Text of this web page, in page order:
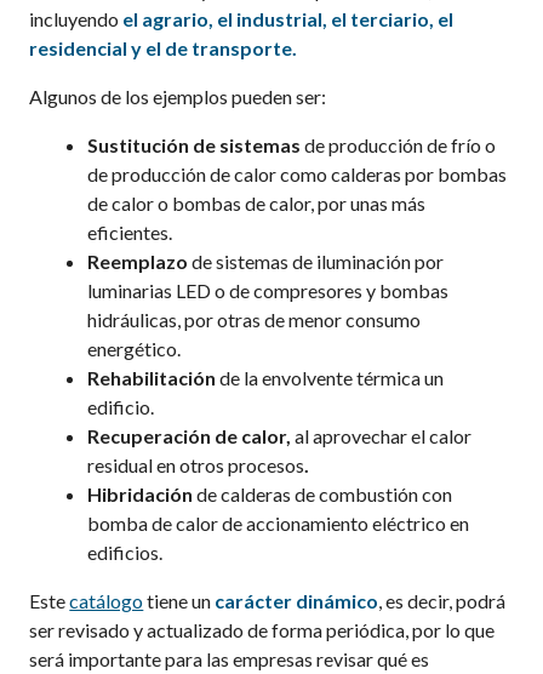
incluyendo el agrario, el industrial, el terciario, el
residencial y el de transporte.
Algunos de los ejemplos pueden ser:
Sustitución de sistemas de producción de frío o
de producción de calor como calderas por bombas
de calor o bombas de calor, por unas más
eficientes.
Reemplazode sistemas de iluminación por
luminarias LED o de compresores y bombas
hidráulicas, por otras de menor consumo
energético.
Rehabilitación de la envolvente térmica un
edificio.
Recuperación de calor, al aprovechar el calor
residual en otros procesos
Hibridación de calderas de combustión con
bomba de calor de accionamiento eléctrico en
edificios.
Estecatálogotiene un carácter dinámico , es decir, podrá
ser revisado y actualizado de forma periódica, por lo que
será importante para las empresas revisar qué es